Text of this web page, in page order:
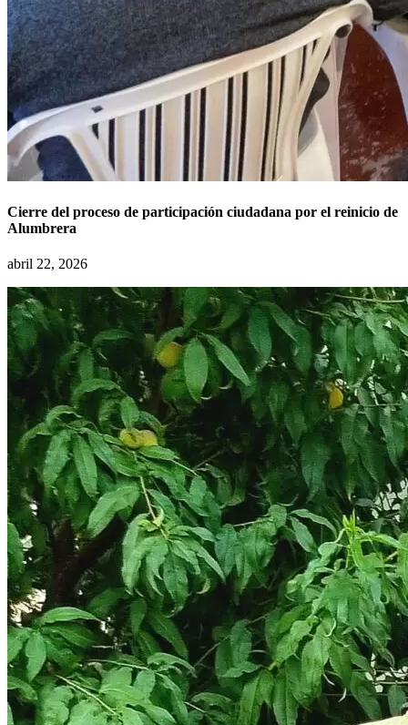
Cierre del proceso de participación ciudadana por el reinicio de
Alumbrera
abril 22, 2026